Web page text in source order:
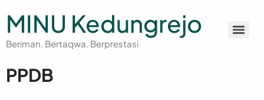
MINU Kedungrejo
Beriman. Bertaqwa. Berprestasi
PPDB